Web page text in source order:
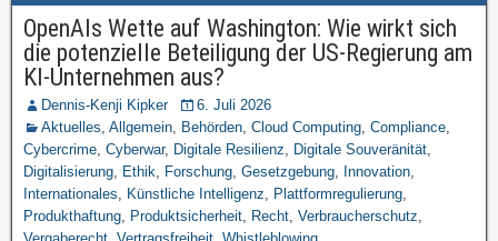
OpenAIs Wette auf Washington: Wie wirkt sich
die potenzielle Beteiligung der US-Regierung am
KI-Unternehmen aus?
Dennis-Kenji Kipker
6. Juli 2026
Aktuelles, Allgemein, Behörden, Cloud Computing, Compliance,
Cybercrime, Cyberwar, Digitale Resilienz, Digitale Souveränität,
Digitalisierung, Ethik, Forschung, Gesetzgebung, Innovation,
Internationales, Künstliche Intelligenz, Plattformregulierung,
Produkthaftung, Produktsicherheit, Recht, Verbraucherschutz,